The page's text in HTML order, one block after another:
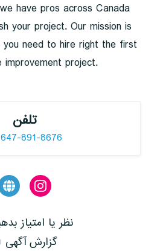
have pros across Canada
your project. Our mission is
need to hire right the first
project.
تلفن
891-8676
نظر یا امتیاز
گزارش آگهی